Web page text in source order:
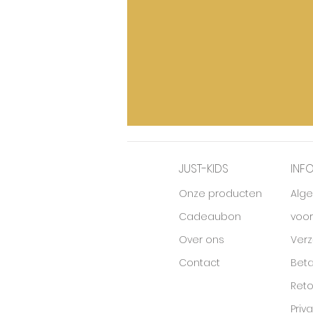
JUST-KIDS
Onze producten
Cadeaubon
Over ons
Contact